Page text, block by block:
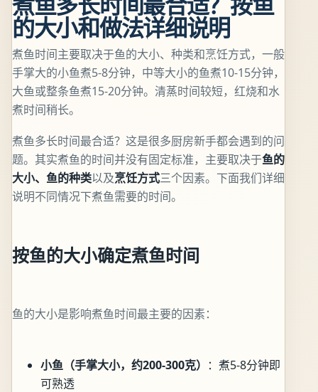
的大小和做法详细说明
煮鱼时间主要取决于鱼的大小、种类和烹饪方式，一般
手掌大的小鱼煮5-8分钟，中等大小的鱼煮10-15分钟，
大鱼或整条鱼煮15-20分钟。清蒸时间较短，红烧和水
煮时间稍长。
煮鱼多长时间最合适？这是很多厨房新手都会遇到的问
题。其实煮鱼的时间并没有固定标准，主要取决于鱼的
大小、鱼的种类以及烹饪方式三个因素。下面我们详细
说明不同情况下煮鱼需要的时间。
按鱼的大小确定煮鱼时间
鱼的大小是影响煮鱼时间最主要的因素：
小鱼（手掌大小，约200-300克） ：煮5-8分钟即
可熟透